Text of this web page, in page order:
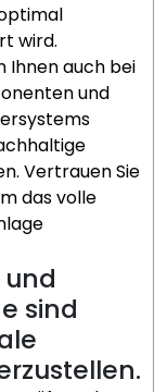
wird.
Ihnen auch bei
und
Vertrauen Sie
das volle
sind